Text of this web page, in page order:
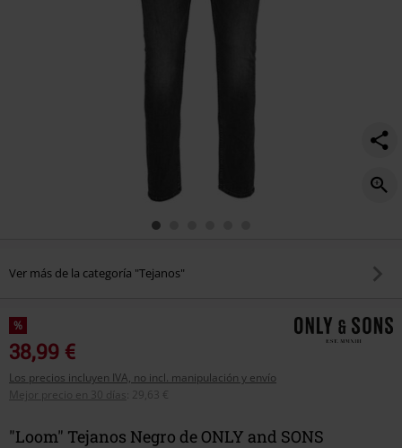
Ver más de la categoría "Tejanos"
%
38,99 €
Los precios incluyen IVA, no incl. manipulación y envío
Mejor precio en 30 días
29,63 €
"Loom" Tejanos Negro de ONLY and SONS